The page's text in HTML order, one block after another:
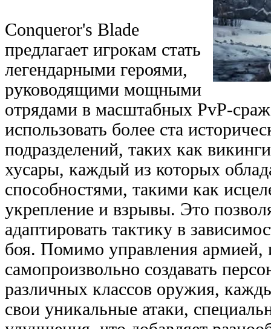
Conqueror's Blade
предлагает игрокам стать
легендарными героями,
руководящими мощными
отрядами в масштабных PvP-
использовать более ста
подразделений, таких как
хусары, каждый из которых
способностями, такими как
укрепление и взрывы. Это
адаптировать тактику в
боя. Помимо управления армией,
самопроизвольно создавать
различных классов оружия,
свои уникальные атаки,